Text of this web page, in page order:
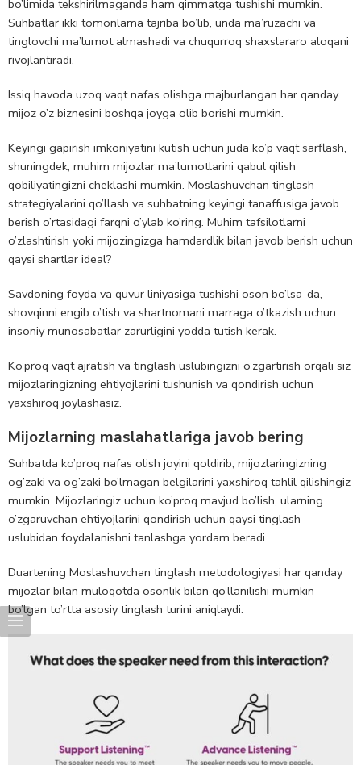
bo’limida tekshirilmaganda ham qimmatga tushishi mumkin.
Suhbatlar ikki tomonlama tajriba bo’lib, unda ma’ruzachi va
tinglovchi ma’lumot almashadi va chuqurroq shaxslararo aloqani
rivojlantiradi.
Issiq havoda uzoq vaqt nafas olishga majburlangan har qanday
mijoz o’z biznesini boshqa joyga olib borishi mumkin.
Keyingi gapirish imkoniyatini kutish uchun juda ko’p vaqt sarflash,
shuningdek, muhim mijozlar ma’lumotlarini qabul qilish
qobiliyatingizni cheklashi mumkin. Moslashuvchan tinglash
strategiyalarini qo’llash va suhbatning keyingi tanaffusiga javob
berish o’rtasidagi farqni o’ylab ko’ring. Muhim tafsilotlarni
o’zlashtirish yoki mijozingizga hamdardlik bilan javob berish uchun
qaysi shartlar ideal?
Savdoning foyda va quvur liniyasiga tushishi oson bo’lsa-da,
shovqinni engib o’tish va shartnomani marraga o’tkazish uchun
insoniy munosabatlar zarurligini yodda tutish kerak.
Ko’proq vaqt ajratish va tinglash uslubingizni o’zgartirish orqali siz
mijozlaringizning ehtiyojlarini tushunish va qondirish uchun
yaxshiroq joylashasiz.
Mijozlarning maslahatlariga javob bering
Suhbatda ko’proq nafas olish joyini qoldirib, mijozlaringizning
og’zaki va og’zaki bo’lmagan belgilarini yaxshiroq tahlil qilishingiz
mumkin. Mijozlaringiz uchun ko’proq mavjud bo’lish, ularning
o’zgaruvchan ehtiyojlarini qondirish uchun qaysi tinglash
uslubidan foydalanishni tanlashga yordam beradi.
Duartening Moslashuvchan tinglash metodologiyasi har qanday
mijozlar bilan muloqotda osonlik bilan qo’llanilishi mumkin
bo’lgan to’rtta asosiy tinglash turini aniqlaydi: